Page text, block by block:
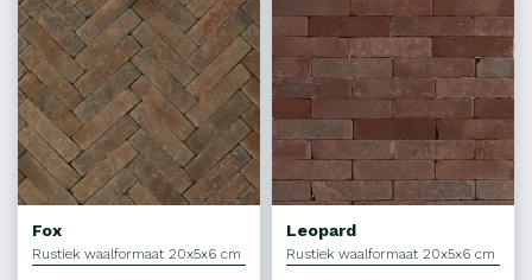
Fox
Rustiek waalformaat 20x5x6 cm
Leopard
Rustiek waalformaat 20x5x6 cm